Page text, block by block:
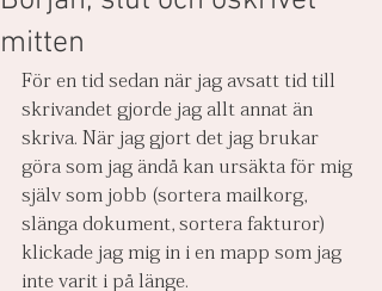
mitten
För en tid sedan när jag avsatt tid till
skrivandet gjorde jag allt annat än
skriva. När jag gjort det jag brukar
göra som jag ändå kan ursäkta för mig
själv som jobb (sortera mailkorg,
slänga dokument, sortera fakturor)
klickade jag mig in i en mapp som jag
inte varit i på länge.